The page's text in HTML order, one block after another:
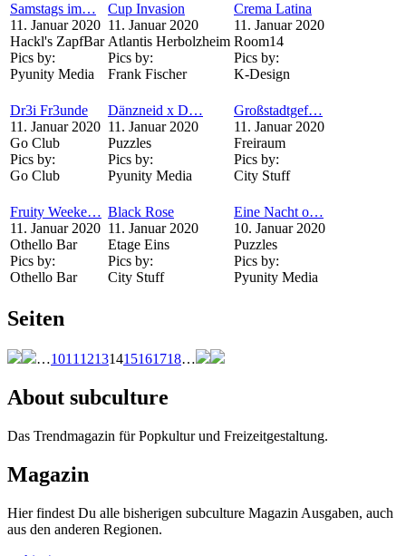
Samstags im…
11. Januar 2020
Hackl's ZapfBar
Pics by:
Pyunity Media
Cup Invasion
11. Januar 2020
Atlantis Herbolzheim
Pics by:
Frank Fischer
Crema Latina
11. Januar 2020
Room14
Pics by:
K-Design
Dr3i Fr3unde
11. Januar 2020
Go Club
Pics by:
Go Club
Dänzneid x D…
11. Januar 2020
Puzzles
Pics by:
Pyunity Media
Großstadtgef…
11. Januar 2020
Freiraum
Pics by:
City Stuff
Fruity Weeke…
11. Januar 2020
Othello Bar
Pics by:
Othello Bar
Black Rose
11. Januar 2020
Etage Eins
Pics by:
City Stuff
Eine Nacht o…
10. Januar 2020
Puzzles
Pics by:
Pyunity Media
Seiten
…1011 12131415161718…
About subculture
Das Trendmagazin für Popkultur und Freizeitgestaltung.
Magazin
Hier findest Du alle bisherigen subculture Magazin Ausgaben, auch
aus den anderen Regionen.